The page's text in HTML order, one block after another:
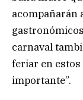
acompañarán
carnaval
feriar en estos
importante”.